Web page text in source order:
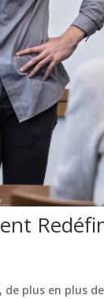
de plus en plus